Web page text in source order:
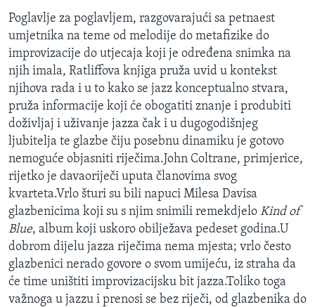
Poglavlje za poglavljem, razgovarajući sa petnaest
umjetnika na teme od melodije do metafizike do
improvizacije do utjecaja koji je određena snimka na
njih imala, Ratliffova knjiga pruža uvid u kontekst
njihova rada i u to kako se jazz konceptualno stvara,
pruža informacije koji će obogatiti znanje i produbiti
doživljaj i uživanje jazza čak i u dugogodišnjeg
ljubitelja te glazbe čiju posebnu dinamiku je gotovo
nemoguće objasniti riječima.John Coltrane, primjerice,
rijetko je davaoriječi uputa članovima svog
kvarteta.Vrlo šturi su bili napuci Milesa Davisa
glazbenicima koji su s njim snimili remekdjelo Kind of
Blue, album koji uskoro obilježava pedeset godina.U
dobrom dijelu jazza riječima nema mjesta; vrlo često
glazbenici nerado govore o svom umijeću, iz straha da
će time uništiti improvizacijsku bit jazza.Toliko toga
važnoga u jazzu i prenosi se bez riječi, od glazbenika do